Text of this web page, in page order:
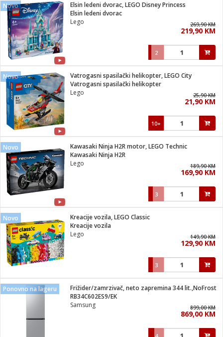
Novo
Elsin ledeni dvorac, LEGO Disney Princess
Elsin ledeni dvorac
Lego
269,90 KM
219,90 KM
2
Novo
Vatrogasni spasilački helikopter, LEGO City
Vatrogasni spasilački helikopter
Lego
25,90 KM
21,90 KM
10+
Novo
Kawasaki Ninja H2R motor, LEGO Technic
Kawasaki Ninja H2R
Lego
189,90 KM
169,90 KM
3
Novo
Kreacije vozila, LEGO Classic
Kreacije vozila
Lego
149,90 KM
129,90 KM
3
Ponovno na lageru
Frižider/zamrzivač, neto zapremina 344 lit.,NoFrost
RB34C602ES9/EK
Samsung
899,00 KM
869,00 KM
4